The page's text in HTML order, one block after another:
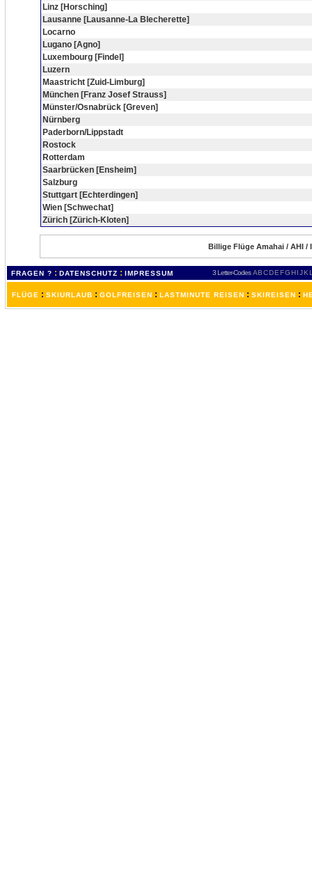
Linz [Horsching]
Lausanne [Lausanne-La Blecherette]
Locarno
Lugano [Agno]
Luxembourg [Findel]
Luzern
Maastricht [Zuid-Limburg]
München [Franz Josef Strauss]
Münster/Osnabrück [Greven]
Nürnberg
Paderborn/Lippstadt
Rostock
Rotterdam
Saarbrücken [Ensheim]
Salzburg
Stuttgart [Echterdingen]
Wien [Schwechat]
Zürich [Zürich-Kloten]
Billige Flüge Amahai / AHI
FRAGEN ? : DATENSCHUTZ : IMPRESSUM 3 Letter-Codes ABCDEFGH IJKL
FLÜGE : SKIURLAUB : GOLFREISEN : LASTMINUTE REISEN : SKIREISEN :